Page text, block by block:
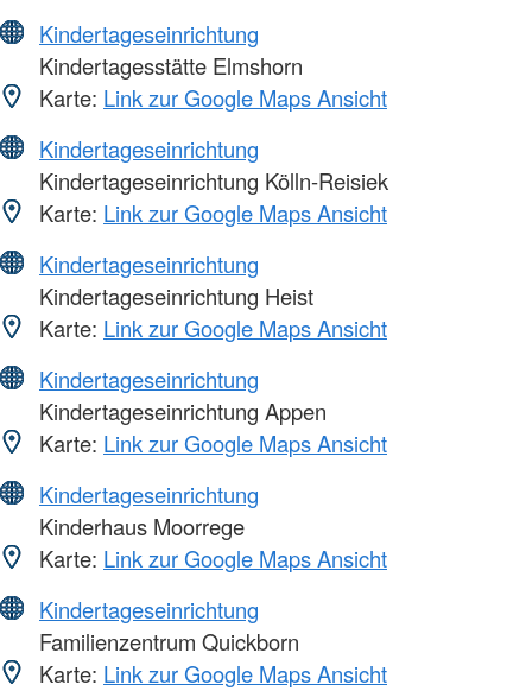
Kindertageseinrichtung
Kindertagesstätte Elmshorn
Karte: Link zur Google Maps Ansicht
Kindertageseinrichtung
Kindertageseinrichtung Kölln-Reisiek
Karte: Link zur Google Maps Ansicht
Kindertageseinrichtung
Kindertageseinrichtung Heist
Karte: Link zur Google Maps Ansicht
Kindertageseinrichtung
Kindertageseinrichtung Appen
Karte: Link zur Google Maps Ansicht
Kindertageseinrichtung
Kinderhaus Moorrege
Karte: Link zur Google Maps Ansicht
Kindertageseinrichtung
Familienzentrum Quickborn
Karte: Link zur Google Maps Ansicht